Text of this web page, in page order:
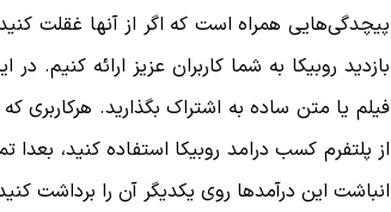
پیچدگی‌هایی همراه است که اگر از آنها غقلت
بازدید روبیکا به شما کاربران عزیز ارائه
فیلم یا متن ساده به اشتراک بگذارید. هرکاربری
از پلتفرم کسب درامد روبیکا استفاده کنید،
انباشت این درآمدها روی یکدیگر آن را برداشت